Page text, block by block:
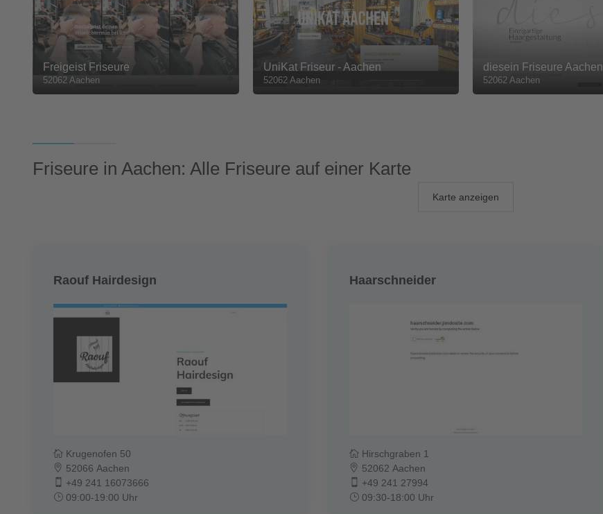
Freigeist Friseure
52062 Aachen
UniKat Friseur - Aachen
52062 Aachen
diesein Friseure Aachen
52062 Aachen
Friseure in Aachen: Alle Friseure auf einer Karte
Karte anzeigen
Raouf Hairdesign
Krugenofen 50
52066 Aachen
+49 241 16073666
09:00-19:00 Uhr
Haarschneider
Hirschgraben 1
52062 Aachen
+49 241 27994
09:30-18:00 Uhr